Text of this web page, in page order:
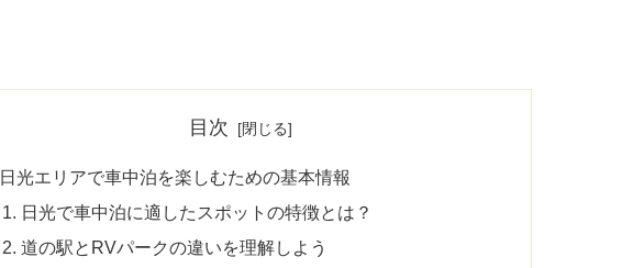
目次
日光エリアで車中泊を楽しむための基本情報
日光で車中泊に適したスポットの特徴とは？
道の駅とRVパークの違いを理解しよう